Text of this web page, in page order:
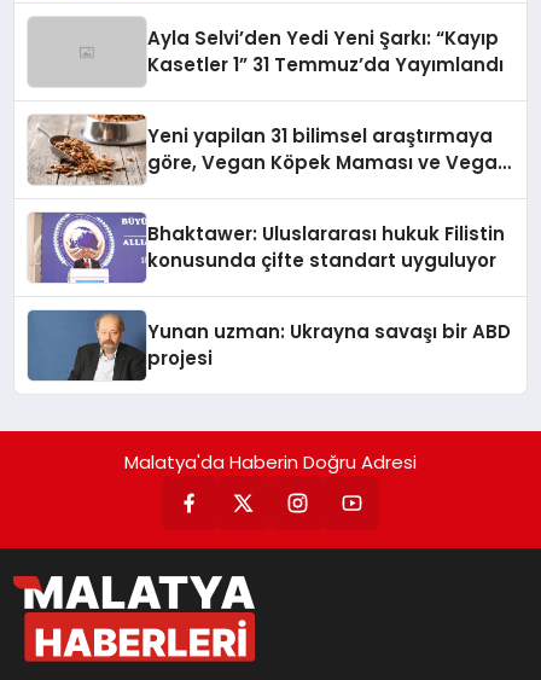
Ayla Selvi’den Yedi Yeni Şarkı: “Kayıp
Kasetler 1” 31 Temmuz’da Yayımlandı
Yeni yapilan 31 bilimsel araştırmaya
göre, Vegan Köpek Maması ve Vegan
Bhaktawer: Uluslararası hukuk Filistin
konusunda çifte standart uyguluyor
Yunan uzman: Ukrayna savaşı bir ABD
projesi
Malatya'da Haberin Doğru Adresi